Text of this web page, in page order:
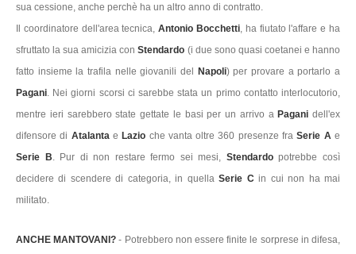
sua cessione, anche perchè ha un altro anno di contratto.
Il coordinatore dell'area tecnica, Antonio Bocchetti, ha fiutato l'affare e ha
sfruttato la sua amicizia conStendardo (i due sono quasi coetanei e hanno
fatto insieme la trafila nelle giovanili del
Napoli) per provare a portarlo a
Pagani. Nei giorni scorsi ci sarebbe stata un primo contatto interlocutorio,
mentre ieri sarebbero state gettate le basi per un arrivo a Pagani dell'ex
difensore di Atalanta e Lazio che vanta oltre 360 presenze fra Serie Ae
Serie B. Pur di non restare fermo sei mesi, Stendardopotrebbe così
decidere di scendere di categoria, in quellaSerie Cin cui non ha mai
militato.
ANCHE MANTOVANI? - Potrebbero non essere finite le sorprese in difesa,